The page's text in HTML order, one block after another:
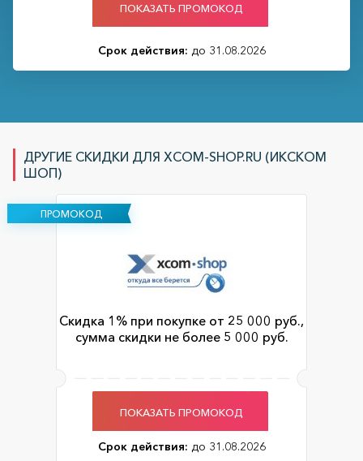
ПОКАЗАТЬ ПРОМОКОД
Срок действия: до 31.08.2026
ДРУГИЕ СКИДКИ ДЛЯ XCOM-SHOP.RU (ИКСКОМ
ШОП)
ПРОМОКОД
Скидка 1% при покупке от 25 000 руб.,
сумма скидки не более 5 000 руб.
ПОКАЗАТЬ ПРОМОКОД
Срок действия: до 31.08.2026